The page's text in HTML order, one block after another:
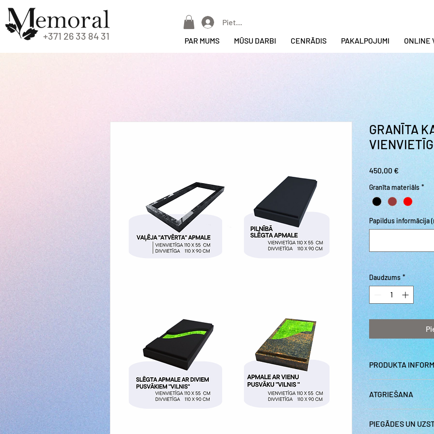
+371 26 33 84 31
Pieteikties
PAR MUMS MŪSU DARBI CENRĀDIS PAKALPOJUMI ONLINE
GRANĪTA
450,00 €Cena
Granīta materiāls *
Papildus informācija
Daudzums *
PRODUKTA
Slēgta, vienvietīga,
Cena norādīta bez
ATGRIEŠANA
Pasūtot preci vai
vai pa tālruni, jums ir
PIEGĀDES UN